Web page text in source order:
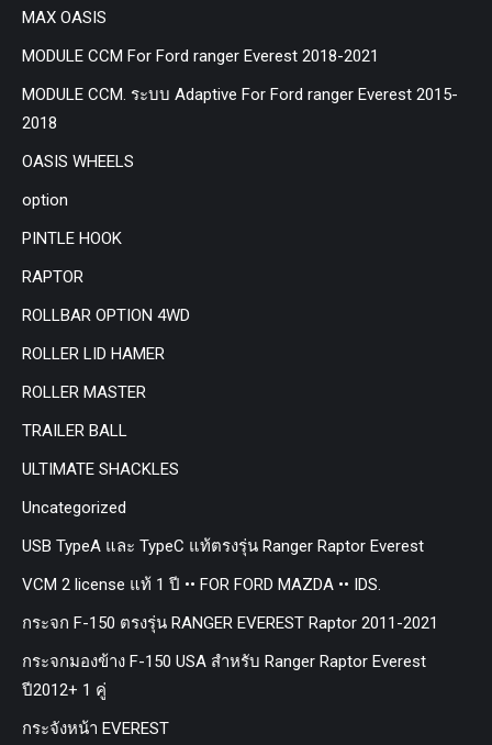
MAX OASIS
MODULE CCM For Ford ranger Everest 2018-2021
MODULE CCM. ระบบ Adaptive For Ford ranger Everest 2015-
2018
OASIS WHEELS
option
PINTLE HOOK
RAPTOR
ROLLBAR OPTION 4WD
ROLLER LID HAMER
ROLLER MASTER
TRAILER BALL
ULTIMATE SHACKLES
Uncategorized
USB TypeA และ TypeC แท้ตรงรุ่น Ranger Raptor Everest
VCM 2 license แท้ 1 ปี •• FOR FORD MAZDA •• IDS.
กระจก F-150 ตรงรุ่น RANGER EVEREST Raptor 2011-2021
กระจกมองข้าง F-150 USA สำหรับ Ranger Raptor Everest
ปี2012+ 1 คู่
กระจังหน้า EVEREST